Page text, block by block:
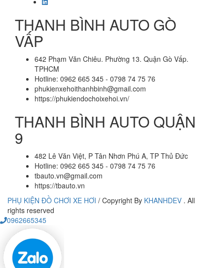
THANH BÌNH AUTO GÒ
VẤP
642 Phạm Văn Chiêu. Phường 13. Quận Gò Vấp.
TPHCM
Hotline: 0962 665 345 - 0798 74 75 76
phukienxehoithanhbinh@gmail.com
https://phukiendochoixehoi.vn/
THANH BÌNH AUTO QUẬN
9
482 Lê Văn Việt, P Tân Nhơn Phú A, TP Thủ Đức
Hotline: 0962 665 345 - 0798 74 75 76
tbauto.vn@gmail.com
https://tbauto.vn
PHỤ KIỆN ĐỒ CHƠI XE HƠI / Copyright By KHANHDEV . All
rights reserved
0962665345